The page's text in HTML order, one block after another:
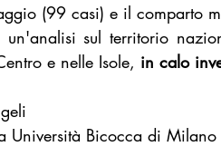
(99 casi) e il comparto
un'analisi sul territorio
e nelle Isole, in calo
Università Bicocca di Milano